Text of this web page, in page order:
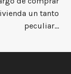
un tanto
peculiar…